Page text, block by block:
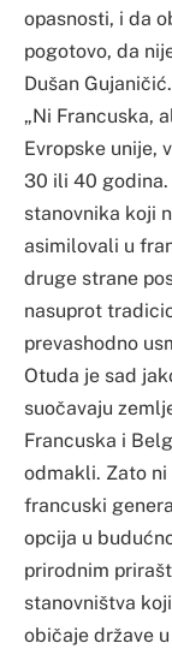
opasnosti, i da
pogotovo, da
Dušan Gujaničić.
„Ni Francuska,
Evropske unije,
30 ili 40 godina.
stanovnika koji
asimilovali u
druge strane
nasuprot
prevashodno
Otuda je sad
suočavaju
Francuska i
odmakli. Zato ni
francuski
opcija u
prirodnim
stanovništva
običaje države